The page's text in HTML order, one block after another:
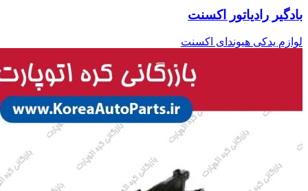
بادگیر رادیاتور اکسنت
لوازم یدکی هیوندای اکسنت